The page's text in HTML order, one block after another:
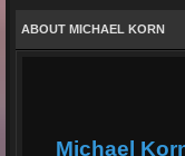
ABOUT MICHAEL KORN
Michael